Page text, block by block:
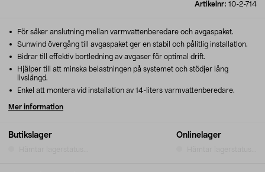
Artikelnr: 10-2-714
Butikslager Onlinelager
För säker anslutning mellan varmvattenberedare och avgaspaket.
Sunwind övergång till avgaspaket ger en stabil och pålitlig installation.
Bidrar till effektiv bortledning av avgaser för optimal drift.
Hjälper till att minska belastningen på systemet och stödjer lång
livslängd.
Enkel att montera vid installation av 14-liters varmvattenberedare.
Mer information